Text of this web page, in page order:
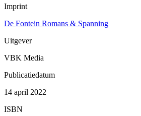
Imprint
De Fontein Romans & Spanning
Uitgever
VBK Media
Publicatiedatum
14 april 2022
ISBN